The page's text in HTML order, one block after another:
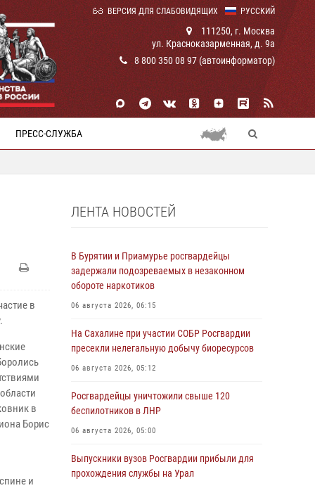
РУССКИЙ
ВЕРСИЯ ДЛЯ СЛАБОВИДЯЩИХ
111250, г. Москва
ул. Красноказарменная, д. 9а
8 800 350 08 97 (автоинформатор)
ПРЕСС-СЛУЖБА
в
в
Борис
и
ЛЕНТА НОВОСТЕЙ
В Бурятии и Приамурье росгвардейцы
задержали подозреваемых в незаконном
обороте наркотиков
06 августа 2026, 06:15
На Сахалине при участии СОБР Росгвардии
пресекли нелегальную добычу биоресурсов
06 августа 2026, 05:12
Росгвардейцы уничтожили свыше 120
беспилотников в ЛНР
06 августа 2026, 05:00
Выпускники вузов Росгвардии прибыли для
прохождения службы на Урал